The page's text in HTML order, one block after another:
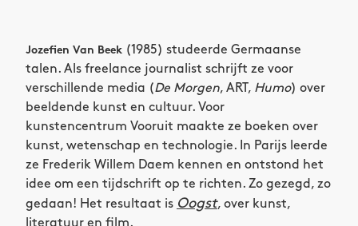
Jozefien Van Beek (1985) studeerde Germaanse
talen. Als freelance journalist schrijft ze voor
verschillende media (De Morgen, ART, Humo) over
beeldende kunst en cultuur. Voor
kunstencentrum Vooruit maakte ze boeken over
kunst, wetenschap en technologie. In Parijs leerde
ze Frederik Willem Daem kennen en ontstond het
idee om een tijdschrift op te richten. Zo gezegd, zo
gedaan! Het resultaat is Oogst, over kunst,
literatuur en film.